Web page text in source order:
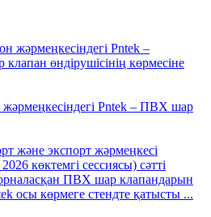
Pntek – ПВХ шар
және экспорт жәрмеңкесі
көктемгі сессиясы) сәтті
ПВХ шар клапандарын
осы көрмеге стендте қатысты ...